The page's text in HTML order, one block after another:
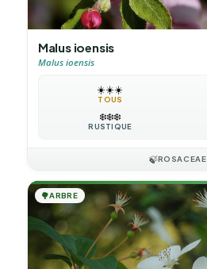
Malus ioensis
Malus ioensis
☀️☀️☀️
TOUS
❄️❄️❄️
RUSTIQUE
🍃ROSACEAE
🌳ARBRE